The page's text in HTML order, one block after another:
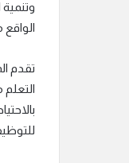
الواقع
تقدم